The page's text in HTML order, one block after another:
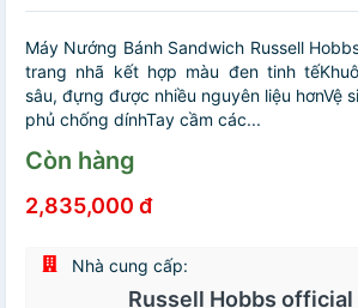
Máy Nướng Bánh Sandwich Russell
trang nhã kết hợp màu đen tinh
sâu, đựng được nhiều nguyên liệu hơnVệ
phủ chống dínhTay cầm các...
Còn hàng
2,835,000 đ
Nhà cung cấp:
Russell Hobbs official